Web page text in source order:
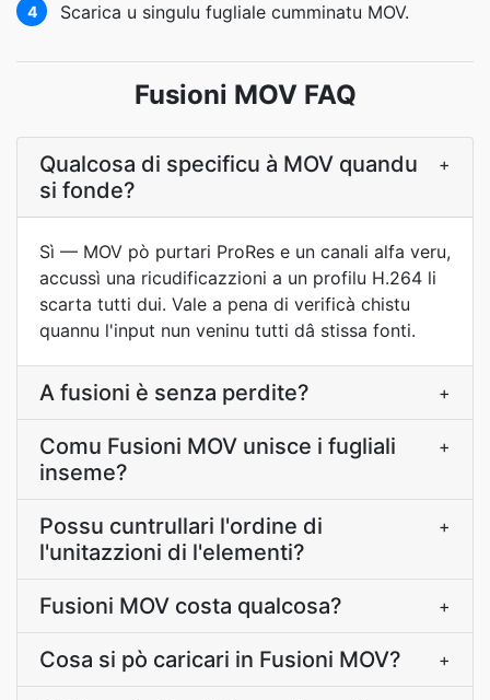
4 Scarica u singulu fugliale cumminatu MOV.
Fusioni MOV FAQ
Qualcosa di specificu à MOV quandu
si fonde?
+
Sì — MOV pò purtari ProRes e un canali alfa veru,
accussì una ricudificazzioni a un profilu H.264 li
scarta tutti dui. Vale a pena di verificà chistu
quannu l'input nun veninu tutti dâ stissa fonti.
A fusioni è senza perdite? +
Comu Fusioni MOV unisce i fugliali
inseme?
+
Possu cuntrullari l'ordine di
l'unitazzioni di l'elementi?
+
Fusioni MOV costa qualcosa? +
Cosa si pò caricari in Fusioni MOV? +